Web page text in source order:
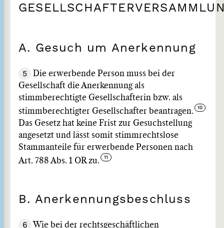
A. Gesuch um Anerkennung
5
Die erwerbende Person muss bei der
Gesellschaft die Anerkennung als
stimmberechtigte Gesellschafterin bzw. als
stimmberechtigter Gesellschafter beantragen.
Das Gesetz hat keine Frist zur Gesuchstellung
angesetzt und lässt somit stimmrechtslose
Stammanteile für erwerbende Personen nach
Art. 788 Abs. 1 OR zu.
B. Anerkennungsbeschluss
6 Wie bei der rechtsgeschäftlichen